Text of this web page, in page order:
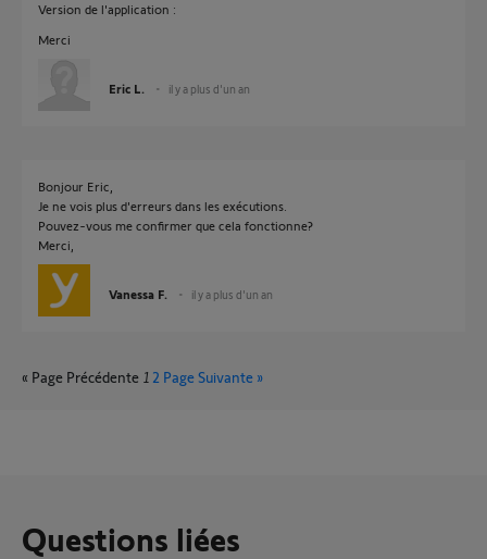
Version de l'application :
Merci
Eric L. il y a plus d'un an
Bonjour Eric,
Je ne vois plus d'erreurs dans les exécutions.
Pouvez-vous me confirmer que cela fonctionne?
Merci,
Vanessa F. il y a plus d'un an
« Page Précédente 1 2 Page Suivante »
Questions liées